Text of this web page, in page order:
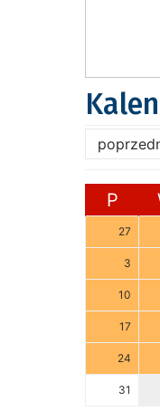
P
27
3
10
17
24
31